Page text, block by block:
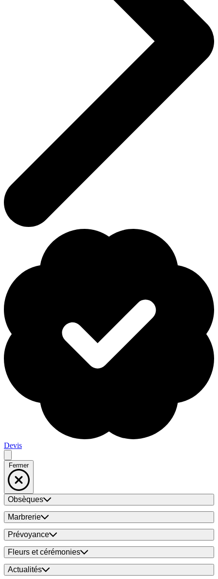
Devis
Fermer
Obsèques
Marbrerie
Prévoyance
Fleurs et cérémonies
Actualités